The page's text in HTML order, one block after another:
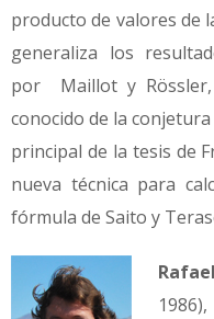
producto de valores de
generaliza los
por Maillot y
conocido de la
principal de la tesis de
nueva técnica para
fórmula de Saito y